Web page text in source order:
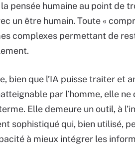
pensée humaine au point de
un être humain. Toute «
complexes permettant de
bien que l’IA puisse traiter et
par l’homme, elle
Elle demeure un outil, à
sophistiqué qui, bien utilisé,
à mieux intégrer les